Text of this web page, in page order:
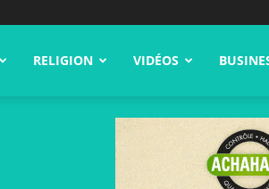
RELIGION VIDÉOS